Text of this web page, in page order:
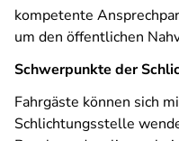
kompetente
um den öffentlichen
Schwerpunkte der
Fahrgäste können sich
Schlichtungsstelle